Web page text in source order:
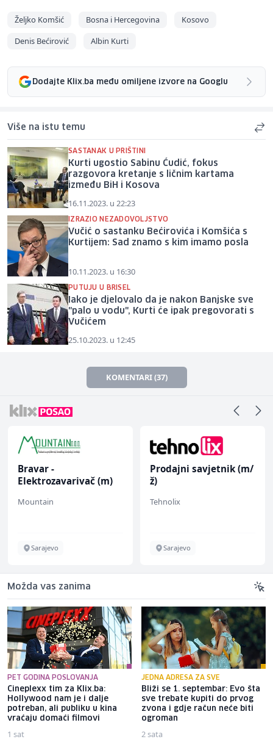
Željko Komšić Bosna i Hercegovina
Kosovo
Denis Bećirović
Albin Kurti
Dodajte Klix.ba među omiljene izvore na Googlu
Više na istu temu
SASTANAK U PRIŠTINI
Kurti ugostio Sabinu Ćudić, fokus
razgovora kretanje s ličnim kartama
između BiH i Kosova
16.11.2023. u 22:23
IZRAZIO NEZADOVOLJSTVO
Vučić o sastanku Bećirovića i Komšića s
Kurtijem: Sad znamo s kim imamo posla
10.11.2023. u 16:30
PUTUJU U BRISEL
Iako je djelovalo da je nakon Banjske sve
"palo u vodu", Kurti će ipak pregovorati s
Vučićem
25.10.2023. u 12:45
KOMENTARI (37)
Bravar -
Elektrozavarivač (m)
Mountain
Sarajevo
Prodajni savjetnik (m/
ž)
Tehnolix
Sarajevo
Možda vas zanima
PET GODINA POSLOVANJA
Cineplexx tim za Klix.ba:
Hollywood nam je i dalje
potreban, ali publiku u kina
vraćaju domaći filmovi
1 sat
JEDNA ADRESA ZA SVE
Bliži se 1. septembar: Evo šta
sve trebate kupiti do prvog
zvona i gdje račun neće biti
ogroman
2 sata